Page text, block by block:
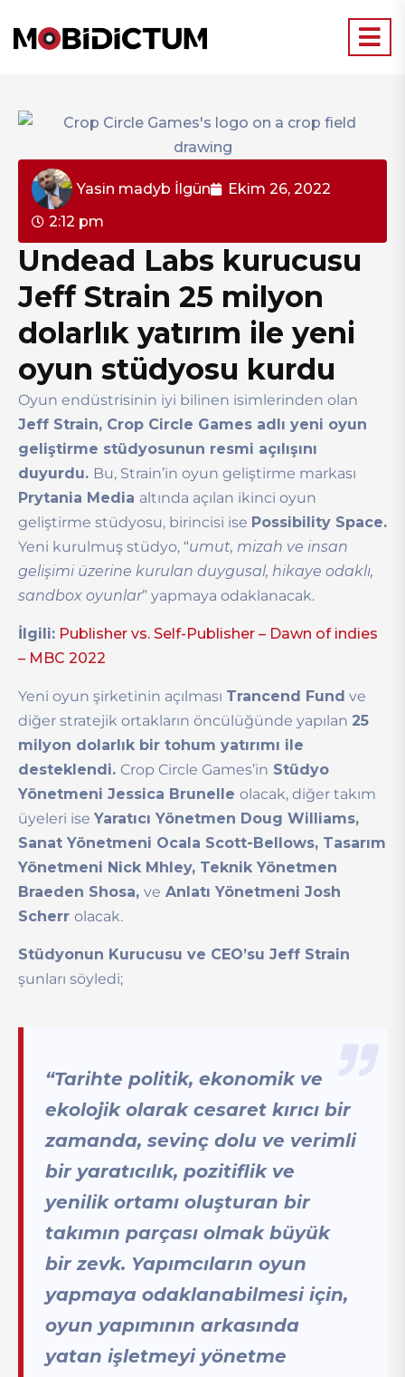
Yasin madyb İlgün
Ekim 26, 2022
2:12 pm
Undead Labs kurucusu
Jeff Strain 25 milyon
dolarlık yatırım ile yeni
oyun stüdyosu kurdu
Oyun endüstrisinin iyi bilinen isimlerinden olan
Jeff Strain, Crop Circle Games adlı yeni oyun
geliştirme stüdyosunun resmi açılışını
duyurdu. Bu, Strain’in oyun geliştirme markası
Prytania Media altında açılan ikinci oyun
geliştirme stüdyosu, birincisi ise Possibility Space.
Yeni kurulmuş stüdyo, “umut, mizah ve insan
gelişimi üzerine kurulan duygusal, hikaye odaklı,
sandbox oyunlar” yapmaya odaklanacak.
İlgili: Publisher vs. Self-Publisher – Dawn of indies
– MBC 2022
Yeni oyun şirketinin açılması Trancend Fund ve
diğer stratejik ortakların öncülüğünde yapılan 25
milyon dolarlık bir tohum yatırımı ile
desteklendi. Crop Circle Games’in Stüdyo
Yönetmeni Jessica Brunelle olacak, diğer takım
üyeleri ise Yaratıcı Yönetmen Doug Williams,
Sanat Yönetmeni Ocala Scott-Bellows, Tasarım
Yönetmeni Nick Mhley, Teknik Yönetmen
Braeden Shosa, ve Anlatı Yönetmeni Josh
Scherr olacak.
Stüdyonun Kurucusu ve CEO’su Jeff Strain
şunları söyledi;
“Tarihte politik, ekonomik ve
ekolojik olarak cesaret kırıcı bir
zamanda, sevinç dolu ve verimli
bir yaratıcılık, pozitiflik ve
yenilik ortamı oluşturan bir
takımın parçası olmak büyük
bir zevk. Yapımcıların oyun
yapmaya odaklanabilmesi için,
oyun yapımının arkasında
yatan işletmeyi yönetme